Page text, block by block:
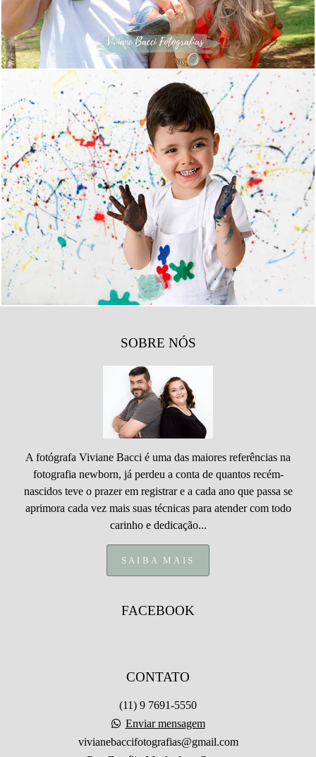
1229 18
SOBRE NÓS
A fotógrafa Viviane Bacci é uma das maiores referências na
fotografia newborn, já perdeu a conta de quantos recém-
nascidos teve o prazer em registrar e a cada ano que passa se
aprimora cada vez mais suas técnicas para atender com todo
carinho e dedicação...
SAIBA MAIS
FACEBOOK
CONTATO
(11) 9 7691-5550
Enviar mensagem
vivianebaccifotografias@gmail.com